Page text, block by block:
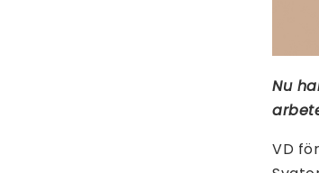
Nu
VD